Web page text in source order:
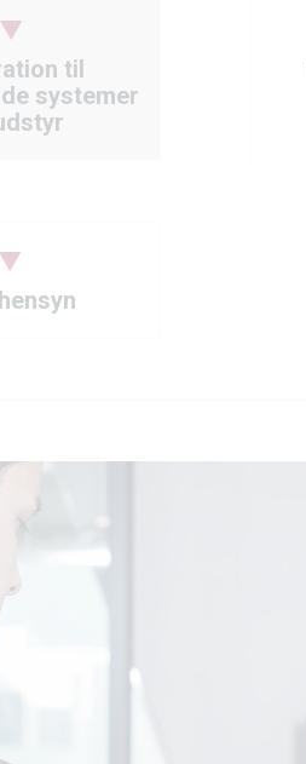
til
systemer